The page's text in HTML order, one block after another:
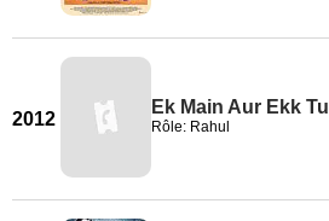
2012
Ek Main Aur Ekk Tu
Rôle: Rahul